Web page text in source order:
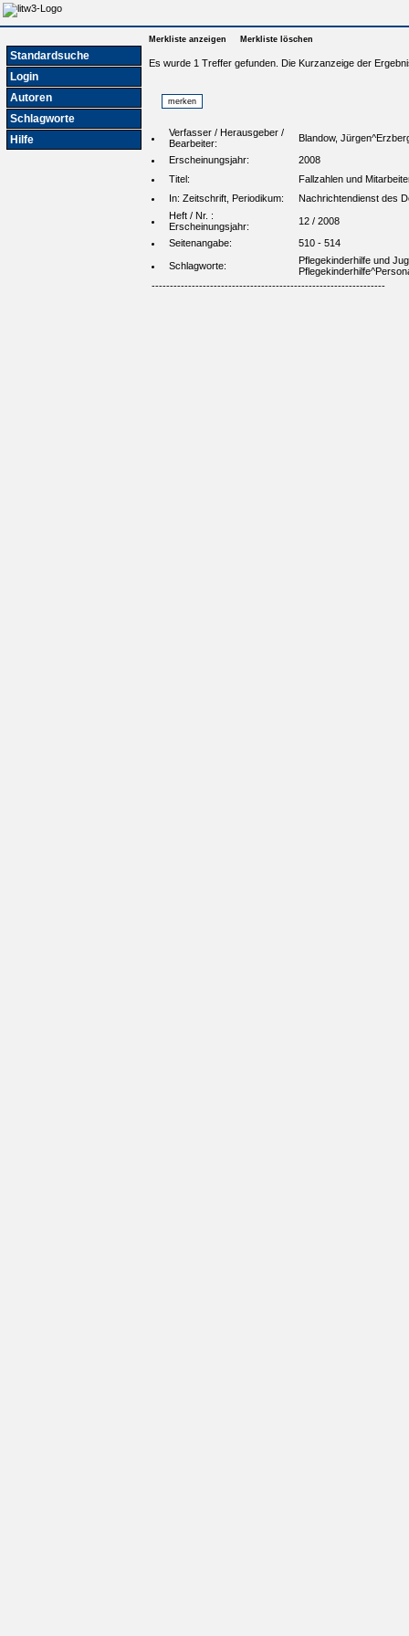
Standardsuche
Login
Autoren
Schlagworte
Hilfe
Merkliste anzeigen Merkliste löschen
Es wurde 1 Treffer gefunden. Die Kurzanzeige der
Verfasser / Herausgeber /
Bearbeiter:
Blandow,
Erscheinungsjahr:
2008
Titel:
Fallzahlen und
In: Zeitschrift, Periodikum:
Nachrichtendienst des
Heft / Nr. :
Erscheinungsjahr:
12 / 2008
Seitenangabe:
510 - 514
Schlagworte:
Pflegekinderhilfe und
----------------------------------------------------------------